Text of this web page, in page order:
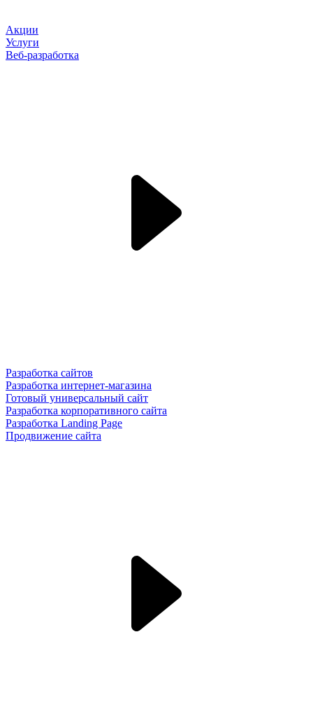
Акции
Услуги
Веб-разработка
Разработка сайтов
Разработка интернет-магазина
Готовый универсальный сайт
Разработка корпоративного сайта
Разработка Landing Page
Продвижение сайта